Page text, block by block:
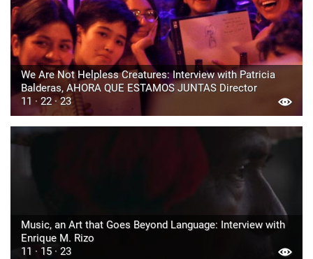
We Are Not Helpless Creatures: Interview with Patricia
Balderas, AHORA QUE ESTAMOS JUNTAS Director
11 · 22 · 23
Music, an Art that Goes Beyond Language: Interview with
Enrique M. Rizo
11 · 15 · 23